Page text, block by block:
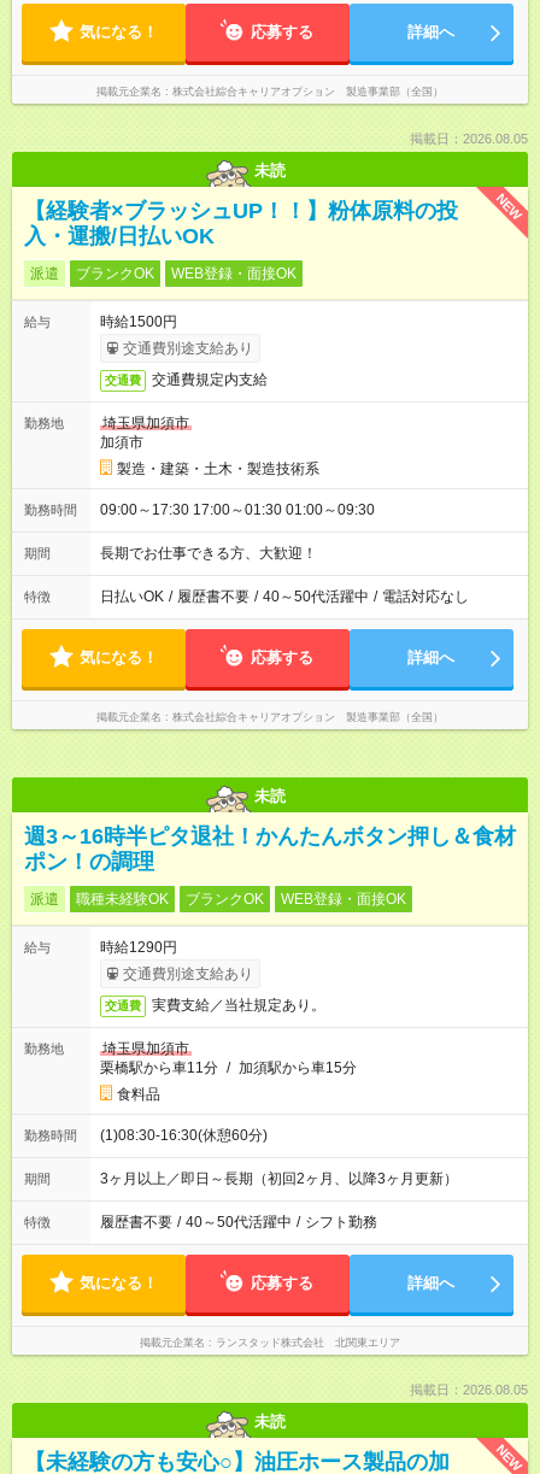
気になる！ 応募する 詳細へ
掲載元企業名 株式会社綜合キャリアオプション 製造事業部（全国）
掲載日：2026.08.05
未読
NEW
【経験者×ブラッシュUP！！】粉体原料の投
入・運搬/日払いOK
派遣 ブランクOK WEB登録・面接OK
給与
時給1500円
交通費別途支給あり
交通費 交通費規定内支給
勤務地
埼玉県加須市
加須市
製造・建築・土木・製造技術系
勤務時間 09:00～17:30 17:00～01:30 01:00～09:30
期間 長期でお仕事できる方、大歓迎！
特徴 日払いOK / 履歴書不要 / 40～50代活躍中 / 電話対応なし
気になる！ 応募する 詳細へ
掲載元企業名 株式会社綜合キャリアオプション 製造事業部（全国）
未読
週3～16時半ピタ退社！かんたんボタン押し＆食材
ポン！の調理
派遣 職種未経験OK ブランクOK WEB登録・面接OK
給与
時給1290円
交通費別途支給あり
交通費 実費支給／当社規定あり。
勤務地
埼玉県加須市
栗橋駅から車11分 / 加須駅から車15分
食料品
勤務時間 (1)08:30-16:30(休憩60分)
期間 3ヶ月以上／即日～長期（初回2ヶ月、以降3ヶ月更新）
特徴 履歴書不要 / 40～50代活躍中 / シフト勤務
気になる！ 応募する 詳細へ
掲載元企業名 ランスタッド株式会社 北関東エリア
掲載日：2026.08.05
未読
NEW
【未経験の方も安心○】油圧ホース製品の加